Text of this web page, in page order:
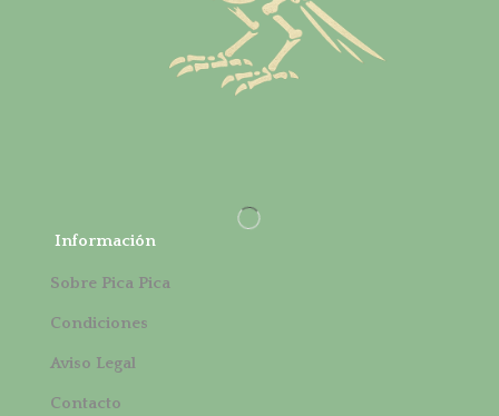
Información
Sobre Pica Pica
Condiciones
Aviso Legal
Contacto